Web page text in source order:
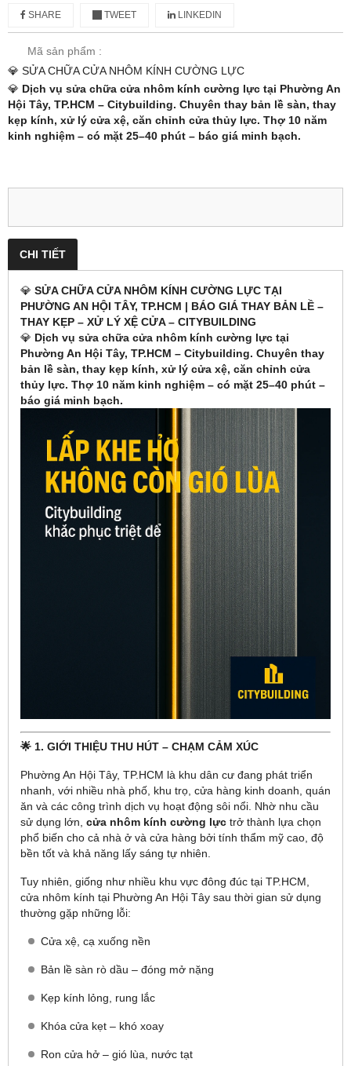
SHARE TWEET LINKEDIN
Mã sản phẩm :
💎 SỬA CHỮA CỬA NHÔM KÍNH CƯỜNG LỰC
💎 Dịch vụ sửa chữa cửa nhôm kính cường lực tại Phường An
Hội Tây, TP.HCM – Citybuilding. Chuyên thay bản lề sàn, thay
kẹp kính, xử lý cửa xệ, căn chỉnh cửa thủy lực. Thợ 10 năm
kinh nghiệm – có mặt 25–40 phút – báo giá minh bạch.
CHI TIẾT
💎 SỬA CHỮA CỬA NHÔM KÍNH CƯỜNG LỰC TẠI
PHƯỜNG AN HỘI TÂY, TP.HCM | BÁO GIÁ THAY BẢN LỀ –
THAY KẸP – XỬ LÝ XỆ CỬA – CITYBUILDING
💎 Dịch vụ sửa chữa cửa nhôm kính cường lực tại
Phường An Hội Tây, TP.HCM – Citybuilding. Chuyên thay
bản lề sàn, thay kẹp kính, xử lý cửa xệ, căn chỉnh cửa
thủy lực. Thợ 10 năm kinh nghiệm – có mặt 25–40 phút –
báo giá minh bạch.
🌟 1. GIỚI THIỆU THU HÚT – CHẠM CẢM XÚC
Phường An Hội Tây, TP.HCM là khu dân cư đang phát triển
nhanh, với nhiều nhà phố, khu trọ, cửa hàng kinh doanh, quán
ăn và các công trình dịch vụ hoạt động sôi nổi. Nhờ nhu cầu
sử dụng lớn, cửa nhôm kính cường lực trở thành lựa chọn
phổ biến cho cả nhà ở và cửa hàng bởi tính thẩm mỹ cao, độ
bền tốt và khả năng lấy sáng tự nhiên.
Tuy nhiên, giống như nhiều khu vực đông đúc tại TP.HCM,
cửa nhôm kính tại Phường An Hội Tây sau thời gian sử dụng
thường gặp những lỗi:
Cửa xệ, cạ xuống nền
Bản lề sàn rò dầu – đóng mở nặng
Kẹp kính lỏng, rung lắc
Khóa cửa kẹt – khó xoay
Ron cửa hở – gió lùa, nước tạt